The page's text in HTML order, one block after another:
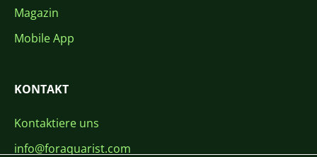
Magazin
Mobile App
KONTAKT
Kontaktiere uns
info@foraquarist.com